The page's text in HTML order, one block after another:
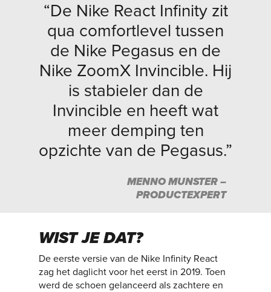
“De Nike React Infinity zit
qua comfortlevel tussen
de Nike Pegasus en de
Nike ZoomX Invincible. Hij
is stabieler dan de
Invincible en heeft wat
meer demping ten
opzichte van de Pegasus.”
MENNO MUNSTER –
PRODUCTEXPERT
WIST JE DAT?
De eerste versie van de Nike Infinity React
zag het daglicht voor het eerst in 2019. Toen
werd de schoen gelanceerd als zachtere en